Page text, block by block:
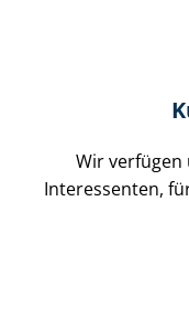
Wir
Interessenten,